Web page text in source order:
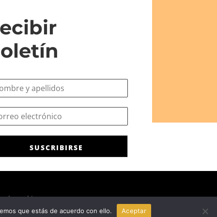
SUSCRIBIRSE
de cookies
que estás de acuerdo con ello. Aceptar